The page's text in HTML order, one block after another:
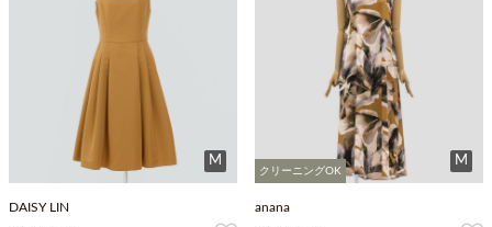
M
DAISY LIN
クリーニングOK
M
anana